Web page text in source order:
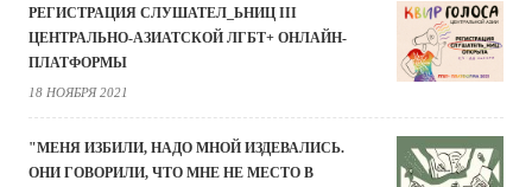
РЕГИСТРАЦИЯ СЛУШАТЕЛ_ЬНИЦ III
ЦЕНТРАЛЬНО-АЗИАТСКОЙ ЛГБТ+ ОНЛАЙН-
ПЛАТФОРМЫ
18 НОЯБРЯ 2021
"МЕНЯ ИЗБИЛИ, НАДО МНОЙ ИЗДЕВАЛИСЬ.
ОНИ ГОВОРИЛИ, ЧТО МНЕ НЕ МЕСТО В